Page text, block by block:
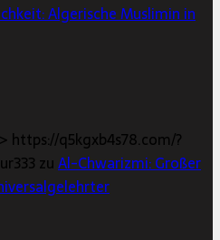
Algerische Muslimin in
https://q5kgxb4s78.com/?
zuAl-Chwarizmi: Großer